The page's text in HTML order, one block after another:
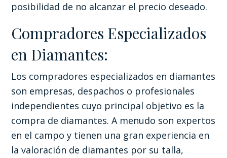
posibilidad de no alcanzar el precio deseado.
Compradores Especializados
en Diamantes:
Los compradores especializados en diamantes
son empresas, despachos o profesionales
independientes cuyo principal objetivo es la
compra de diamantes. A menudo son expertos
en el campo y tienen una gran experiencia en
la valoración de diamantes por su talla,